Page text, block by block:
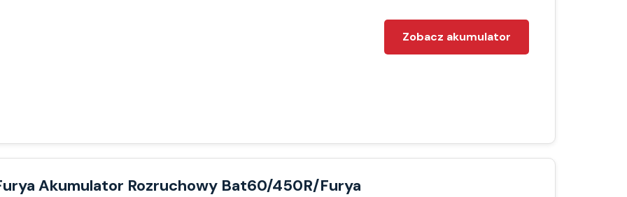
Zobacz akumulator
Akumulator Rozruchowy Bat60/450R/Furya